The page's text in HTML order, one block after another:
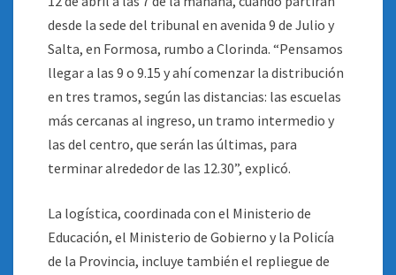
desde la sede del tribunal en avenida 9 de Julio y
Salta, en Formosa, rumbo a Clorinda. “Pensamos
llegar a las 9 o 9.15 y ahí comenzar la distribución
en tres tramos, según las distancias: las escuelas
más cercanas al ingreso, un tramo intermedio y
las del centro, que serán las últimas, para
terminar alrededor de las 12.30”, explicó.
La logística, coordinada con el Ministerio de
Educación, el Ministerio de Gobierno y la Policía
de la Provincia, incluye también el repliegue de